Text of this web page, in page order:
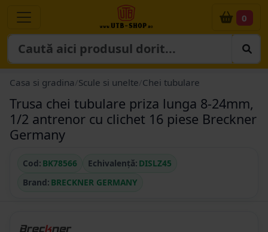
0
Casa si gradina Scule si unelte Chei tubulare
Trusa chei tubulare priza lunga 8-24mm,
1/2 antrenor cu clichet 16 piese Breckner
Germany
Cod: BK78566 Echivalență: DISLZ45
Brand: BRECKNER GERMANY